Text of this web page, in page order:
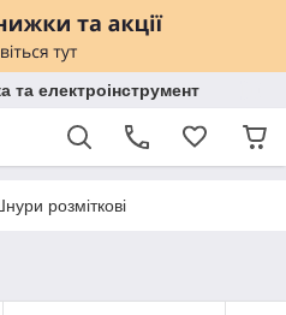
електроінструмент
розміткові